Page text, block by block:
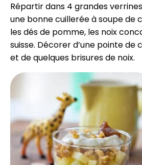
Répartir dans 4 grandes
une bonne cuillerée à soupe de
les dés de pomme, les noix
suisse. Décorer d’une pointe
et de quelques brisures de noix.